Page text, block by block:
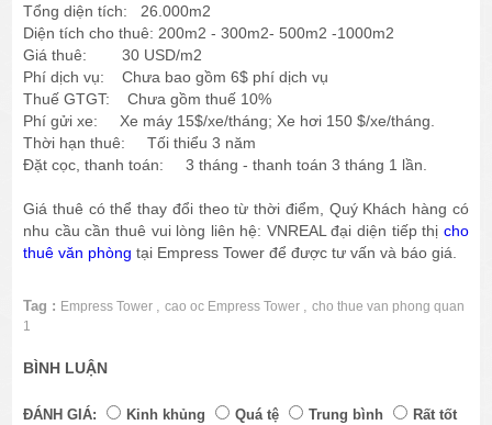
Tổng diện tích: 26.000m2
Diện tích cho thuê: 200m2 - 300m2- 500m2 -1000m2
Giá thuê: 30 USD/m2
Phí dịch vụ: Chưa bao gồm 6$ phí dịch vụ
Thuế GTGT: Chưa gồm thuế 10%
Phí gửi xe: Xe máy 15$/xe/tháng; Xe hơi 150 $/xe/tháng.
Thời hạn thuê: Tối thiểu 3 năm
Đặt cọc, thanh toán: 3 tháng - thanh toán 3 tháng 1 lần.
Giá thuê có thể thay đổi theo từ thời điểm, Quý Khách hàng có
nhu cầu cần thuê vui lòng liên hệ: VNREAL đại diện tiếp thị cho
thuê văn phòng tại Empress Tower để được tư vấn và báo giá.
Tag : Empress Tower ,cao oc Empress Tower ,cho thue van phong quan
1
BÌNH LUẬN
ĐÁNH GIÁ: Kinh khủng Quá tệ Trung bình
Rất tốt